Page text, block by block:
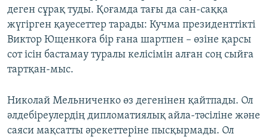
деген сұрақ туды. Қоғамда тағы да сан-саққа
жүгірген қауесеттер тарады: Кучма президенттікті
Виктор Ющенкоға бір ғана шартпен – өзіне қарсы
сот ісін бастамау туралы келісімін алған соң сыйға
тартқан-мыс.
Николай Мельниченко өз дегенінен қайтпады. Ол
әлдебіреулердің дипломатиялық айла-тәсіліне және
саяси мақсатты әрекеттеріне пысқырмады. Ол